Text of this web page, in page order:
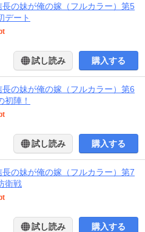
長の妹が俺の嫁（フルカラー）第5
デート
試し読み 購入する
長の妹が俺の嫁（フルカラー）第6
初陣！
試し読み 購入する
長の妹が俺の嫁（フルカラー）第7
衛戦
試し読み 購入する